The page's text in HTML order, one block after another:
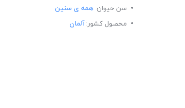
سن حیوان: همه ی سنین
محصول کشور:آلمان